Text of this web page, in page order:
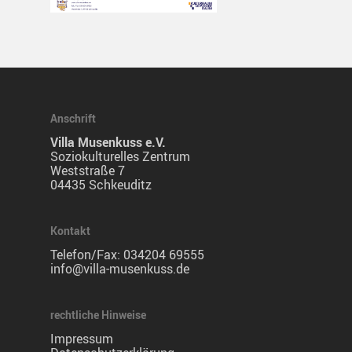
Anschrift
Villa Musenkuss e.V.
Soziokulturelles Zentrum
Weststraße 7
04435 Schkeuditz
Kontakt
Telefon/Fax: 034204 69555
info@villa-musenkuss.de
rechtliche Hinweise
Impressum